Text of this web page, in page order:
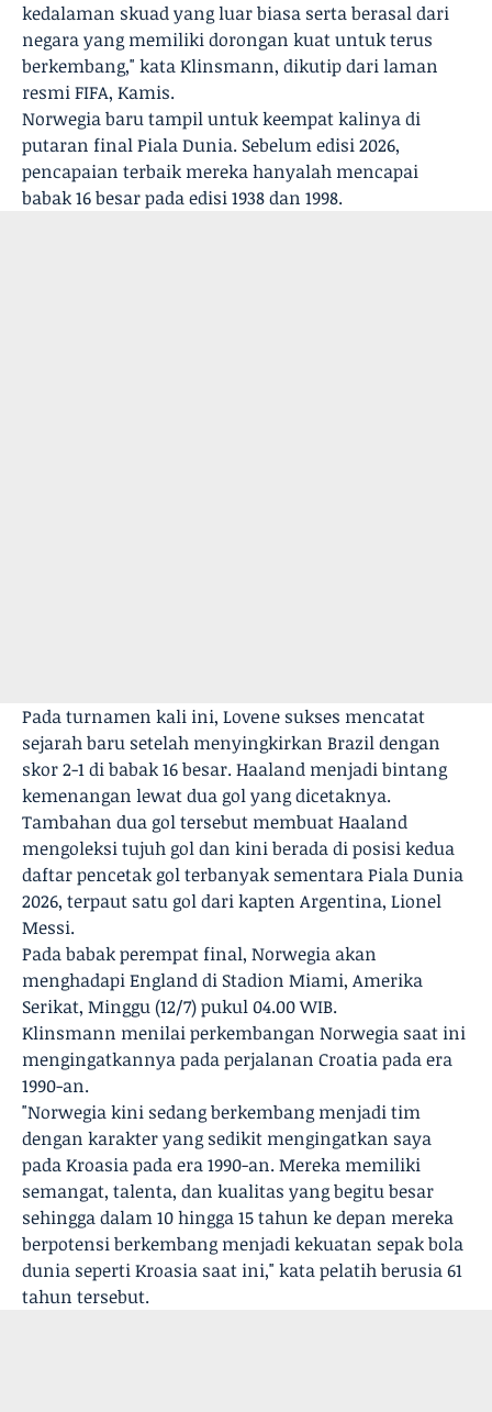
kedalaman skuad yang luar biasa serta berasal dari
negara yang memiliki dorongan kuat untuk terus
berkembang," kata Klinsmann, dikutip dari laman
resmi FIFA, Kamis.
Norwegia baru tampil untuk keempat kalinya di
putaran final Piala Dunia. Sebelum edisi 2026,
pencapaian terbaik mereka hanyalah mencapai
babak 16 besar pada edisi 1938 dan 1998.
Pada turnamen kali ini, Lovene sukses mencatat
sejarah baru setelah menyingkirkan Brazil dengan
skor 2-1 di babak 16 besar. Haaland menjadi bintang
kemenangan lewat dua gol yang dicetaknya.
Tambahan dua gol tersebut membuat Haaland
mengoleksi tujuh gol dan kini berada di posisi kedua
daftar pencetak gol terbanyak sementara Piala Dunia
2026, terpaut satu gol dari kapten Argentina, Lionel
Messi.
Pada babak perempat final, Norwegia akan
menghadapi England di Stadion Miami, Amerika
Serikat, Minggu (12/7) pukul 04.00 WIB.
Klinsmann menilai perkembangan Norwegia saat ini
mengingatkannya pada perjalanan Croatia pada era
1990-an.
"Norwegia kini sedang berkembang menjadi tim
dengan karakter yang sedikit mengingatkan saya
pada Kroasia pada era 1990-an. Mereka memiliki
semangat, talenta, dan kualitas yang begitu besar
sehingga dalam 10 hingga 15 tahun ke depan mereka
berpotensi berkembang menjadi kekuatan sepak bola
dunia seperti Kroasia saat ini," kata pelatih berusia 61
tahun tersebut.